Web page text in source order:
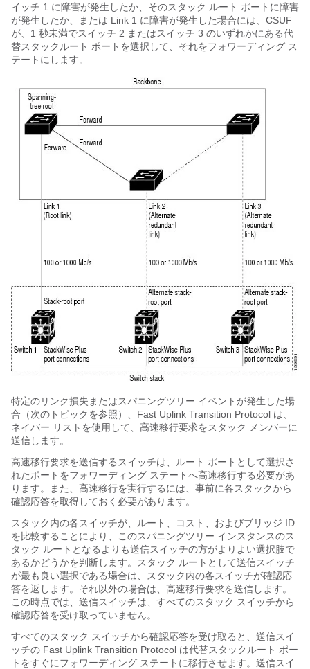
イッチ 1 に障害が発生したか、そのスタック ルート ポートに障害
が発生したか、または Link 1 に障害が発生した場合には、CSUF
が、1 秒未満でスイッチ 2 またはスイッチ 3 のいずれかにある代
替スタックルート ポートを選択して、それをフォワーディング ス
テートにします。
特定のリンク損失またはスパニングツリー イベントが発生した場
合（次のトピックを参照）、Fast Uplink Transition Protocol は、
ネイバー リストを使用して、高速移行要求をスタック メンバーに
送信します。
高速移行要求を送信するスイッチは、ルート ポートとして選択さ
れたポートをフォワーディング ステートへ高速移行する必要があ
ります。また、高速移行を実行するには、事前に各スタックから
確認応答を取得しておく必要があります。
スタック内の各スイッチが、ルート、コスト、およびブリッジ ID
を比較することにより、このスパニングツリー インスタンスのス
タック ルートとなるよりも送信スイッチの方がよりよい選択肢で
あるかどうかを判断します。スタック ルートとして送信スイッチ
が最も良い選択である場合は、スタック内の各スイッチが確認応
答を返します。それ以外の場合は、高速移行要求を送信します。
この時点では、送信スイッチは、すべてのスタック スイッチから
確認応答を受け取っていません。
すべてのスタック スイッチから確認応答を受け取ると、送信スイ
ッチの Fast Uplink Transition Protocol は代替スタックルート ポー
トをすぐにフォワーディング ステートに移行させます。送信スイ